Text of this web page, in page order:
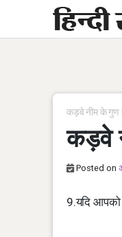
content
कड़वे नीम के गुण
कड़वे
Posted on
9.यदि आपको